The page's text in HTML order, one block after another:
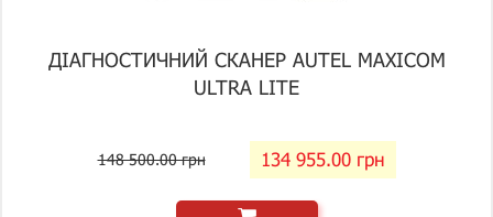
ДІАГНОСТИЧНИЙ СКАНЕР AUTEL MAXICOM
ULTRA LITE
148 500.00 грн 134 955.00 грн